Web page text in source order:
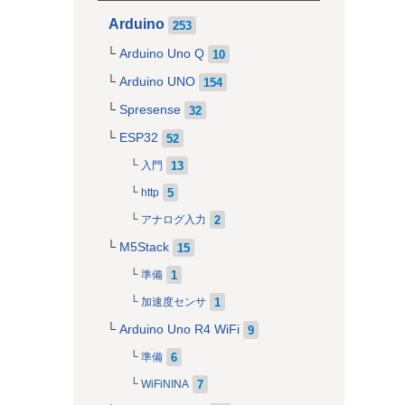
Arduino 253
Arduino Uno Q 10
Arduino UNO 154
Spresense 32
ESP32 52
入門 13
http 5
アナログ入力 2
M5Stack 15
準備 1
加速度センサ 1
Arduino Uno R4 WiFi 9
準備 6
WiFiNINA 7